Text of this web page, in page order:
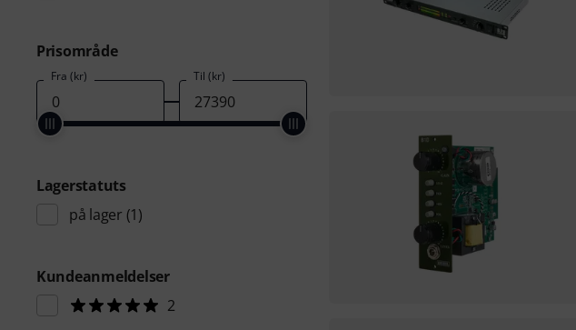
Prisområde
Fra (kr) Til (kr)
Lagerstatuts
på lager (1)
Kundeanmeldelser
2